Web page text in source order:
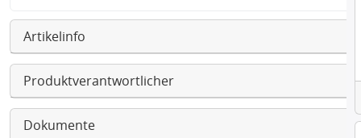
Artikelinfo
Produktverantwortlicher
Dokumente